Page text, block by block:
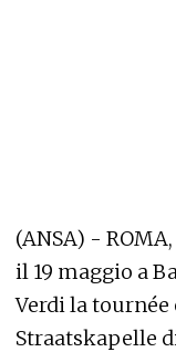
(ANSA) -
il 19 maggio a
Verdi la
Straatskapelle